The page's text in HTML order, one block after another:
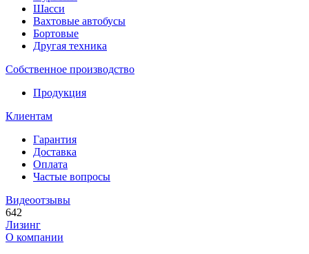
Шасси
Вахтовые автобусы
Бортовые
Другая техника
Собственное производство
Продукция
Клиентам
Гарантия
Доставка
Оплата
Частые вопросы
Видеоотзывы
642
Лизинг
О компании